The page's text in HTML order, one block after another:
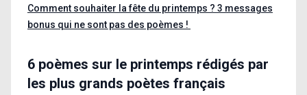
Comment souhaiter la fête du printemps ? 3 messages
bonus qui ne sont pas des poèmes !
6 poèmes sur le printemps rédigés par
les plus grands poètes français